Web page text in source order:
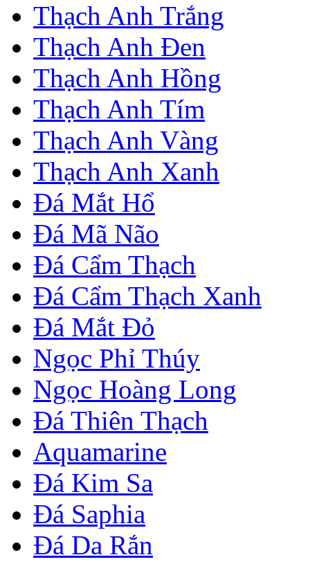
Thạch Anh Trắng
Thạch Anh Đen
Thạch Anh Hồng
Thạch Anh Tím
Thạch Anh Vàng
Thạch Anh Xanh
Đá Mắt Hổ
Đá Mã Não
Đá Cẩm Thạch
Đá Cẩm Thạch Xanh
Đá Mắt Đỏ
Ngọc Phỉ Thúy
Ngọc Hoàng Long
Đá Thiên Thạch
Aquamarine
Đá Kim Sa
Đá Saphia
Đá Da Rắn